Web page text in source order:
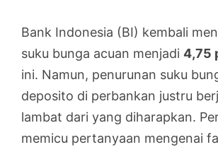
Bank Indonesia (BI) kembali
suku bunga acuan menjadi 4,75
ini. Namun, penurunan suku
deposito di perbankan justru
lambat dari yang diharapkan.
memicu pertanyaan mengenai